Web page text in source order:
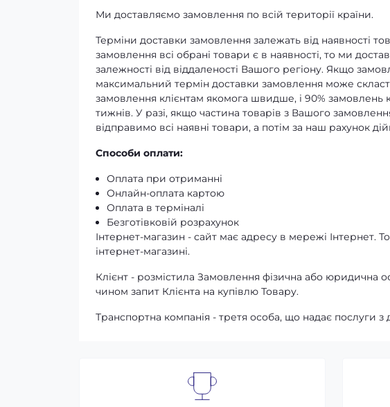
Ми доставляємо замовлення по всій території країни.
Терміни доставки замовлення залежать від наявності
замовлення всі обрані товари є в наявності, то ми
залежності від віддаленості Вашого регіону. Якщо
максимальний термін доставки замовлення може
замовлення клієнтам якомога швидше, і 90% замовлень
тижнів. У разі, якщо частина товарів з Вашого
відправимо всі наявні товари, а потім за наш рахунок
Способи оплати:
Оплата при отриманні
Онлайн-оплата картою
Оплата в терміналі
Безготівковій розрахунок
Інтернет-магазин - сайт має адресу в мережі Інтернет.
інтернет-магазині.
Клієнт - розмістила Замовлення фізична або
чином запит Клієнта на купівлю Товару.
Транспортна компанія - третя особа, що надає послуги з